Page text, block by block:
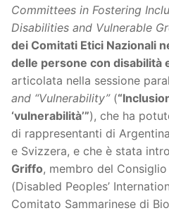
Committees in Fostering
Disabilities and Vulnerable
dei Comitati Etici Nazionali
delle persone con disabilità
articolata nella sessione
and “Vulnerability”(
‘vulnerabilità’”), che ha
di rappresentanti di
e Svizzera, e che è stata
Griffo, membro del
(Disabled Peoples’
Comitato Sammarinese di